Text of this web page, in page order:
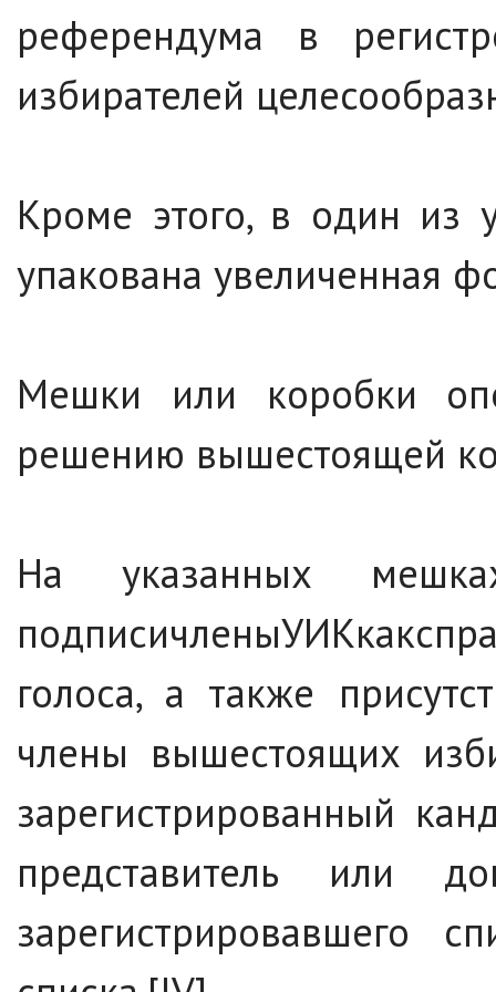
референдума в
избирателей
Кроме этого, в один из
упакована увеличенная
Мешки или коробки
решению вышестоящей
На указанных
голоса, а также
члены вышестоящих
зарегистрированный
представитель или
зарегистрировавшего